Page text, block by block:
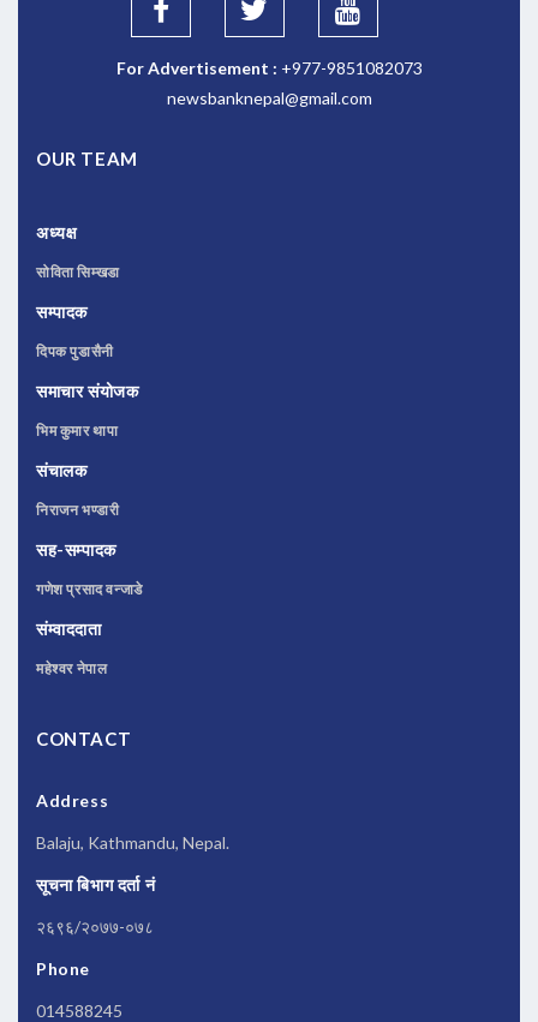
For Advertisement : +977-9851082073
newsbanknepal@gmail.com
OUR TEAM
अध्यक्ष
सोविता सिम्खडा
सम्पादक
दिपक पुडासैनी
समाचार संयोजक
भिम कुमार थापा
संचालक
निराजन भण्डारी
सह-सम्पादक
गणेश प्रसाद वन्जाडे
संम्वाददाता
महेश्वर नेपाल
CONTACT
Address
Balaju, Kathmandu, Nepal.
सूचना बिभाग दर्ता नं
२६९६/२०७७-०७८
Phone
014588245